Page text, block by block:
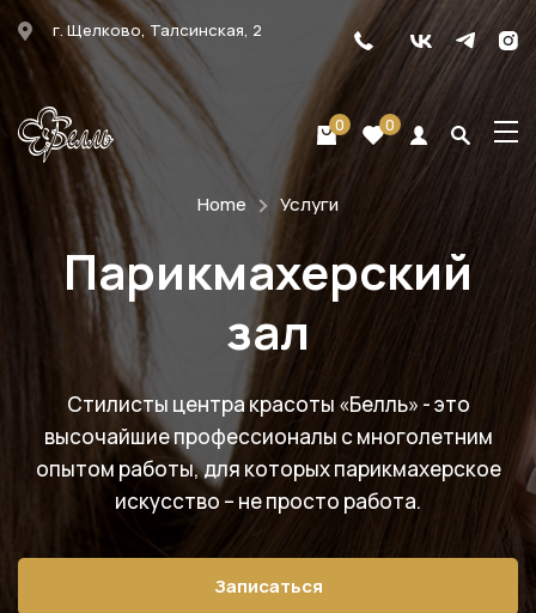
г. Щелково, Талсинская, 2
0 0
Home Услуги
Парикмахерский
зал
Стилисты центра красоты «Белль» - это
высочайшие профессионалы с многолетним
опытом работы, для которых парикмахерское
искусство – не просто работа.
Записаться